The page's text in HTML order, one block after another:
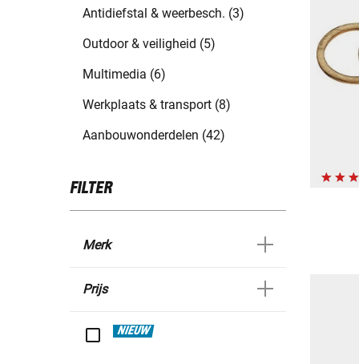
Antidiefstal & weerbesch. (3)
Outdoor & veiligheid (5)
Multimedia (6)
Werkplaats & transport (8)
Aanbouwonderdelen (42)
FILTER
Merk
Prijs
NIEUW